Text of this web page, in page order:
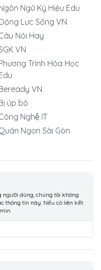
Ngữ Ký Hiệu Edu
Lực Sống VN
Nói Hay
VN
Trình Hóa Học
VN
úp bô
Nghệ IT
Ngon Sài Gòn
dùng, chúng tôi không
thông tin này. Nếu có liên kết